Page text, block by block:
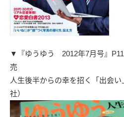
▼『ゆうゆう 2012年7月号』
売
人生後半からの幸を招く「出会
社）